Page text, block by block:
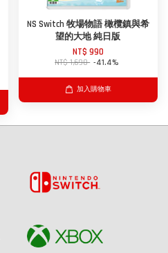
NS Switch 牧場物語 橄欖鎮與希
望的大地 純日版
NT$ 990
NT$ 1,690 -41.4%
加入購物車